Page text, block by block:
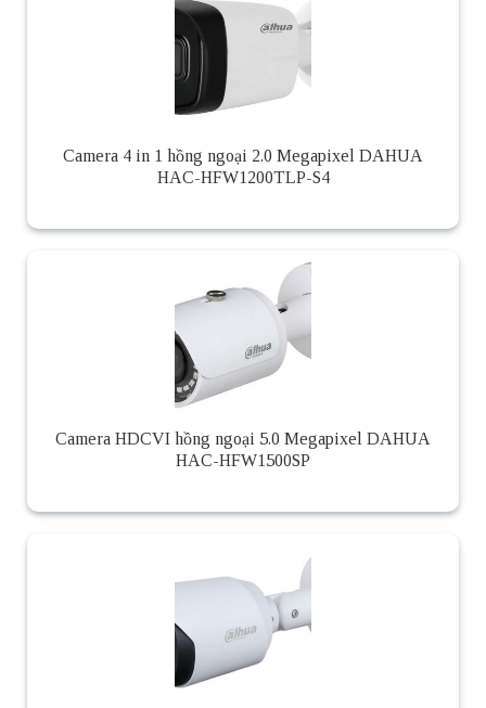
Camera 4 in 1 hồng ngoại 2.0 Megapixel DAHUA
HAC-HFW1200TLP-S4
Camera HDCVI hồng ngoại 5.0 Megapixel DAHUA
HAC-HFW1500SP